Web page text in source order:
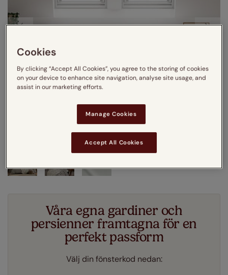
Våra egna gardiner och
persienner framtagna för en
perfekt passform
Välj din fönsterkod nedan:
Cookies
By clicking “Accept All Cookies”, you agree to the storing of cookies
on your device to enhance site navigation, analyse site usage, and
assist in our marketing efforts.
Manage Cookies
Accept All Cookies